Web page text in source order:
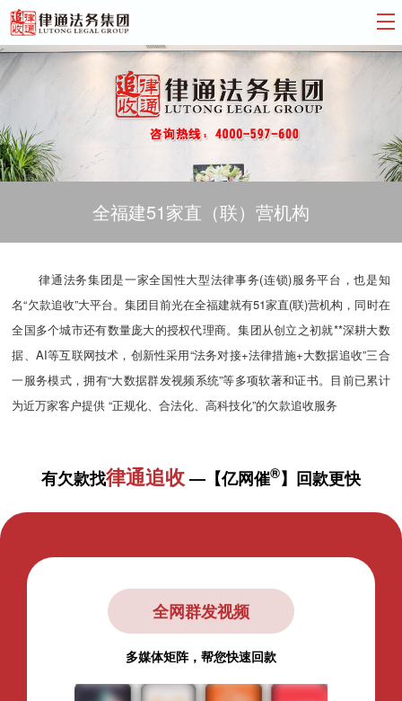
全福建51家直（联）营机构
律通法务集团是一家全国性大型法律事务(连锁)服务平台，也是知
名“欠款追收”大平台。集团目前光在全福建就有51家直(联)营机构，同时在
全国多个城市还有数量庞大的授权代理商。集团从创立之初就**深耕大数
据、AI等互联网技术，创新性采用“法务对接+法律措施+大数据追收”三合
一服务模式，拥有“大数据群发视频系统”等多项软著和证书。目前已累计
为近万家客户提供 “正规化、合法化、高科技化”的欠款追收服务
有欠款找律通追收—【亿网催®】回款更快
全网群发视频
多媒体矩阵，帮您快速回款